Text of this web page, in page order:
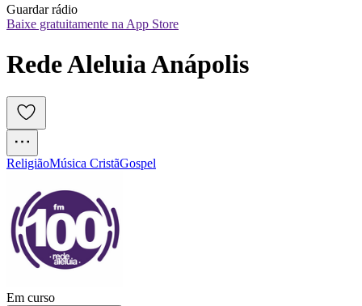
Guardar rádio
Baixe gratuitamente na App Store
Rede Aleluia Anápolis
ReligiãoMúsica CristãGospel
Em curso